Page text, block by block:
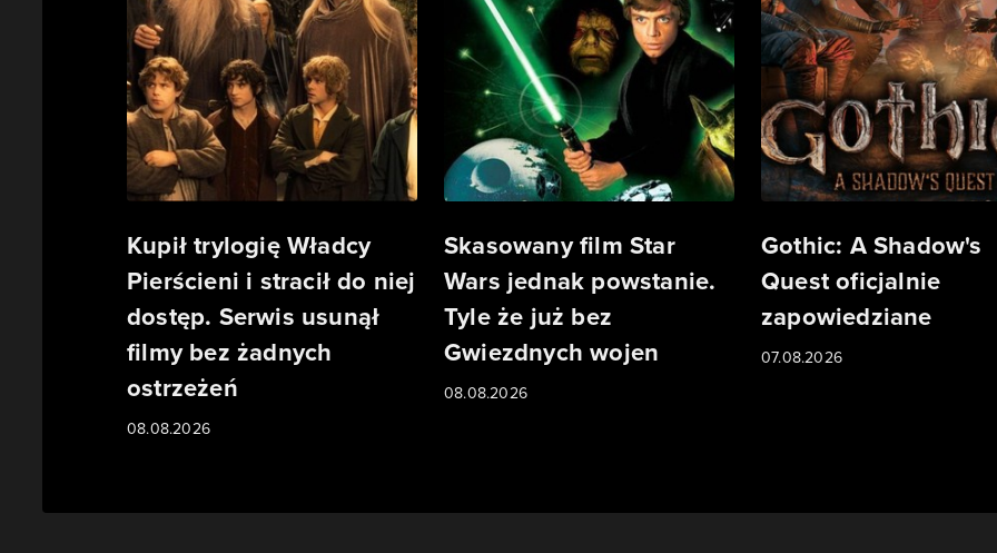
Kupił trylogię Władcy
Pierścieni i stracił do niej
dostęp. Serwis usunął
filmy bez żadnych
ostrzeżeń
08.08.2026
Skasowany film Star
Wars jednak powstanie.
Tyle że już bez
Gwiezdnych wojen
08.08.2026
Gothic: A Shadow's
Quest oficjalnie
zapowiedziane
07.08.2026